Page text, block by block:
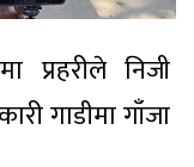
प्रहरीले निजी
गाडीमा गाँजा